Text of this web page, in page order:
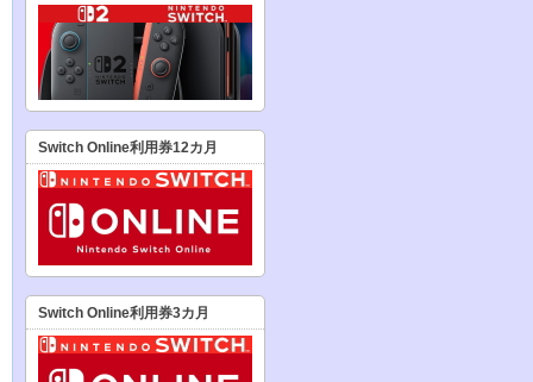
Switch Online利用券12カ月
Switch Online利用券3カ月